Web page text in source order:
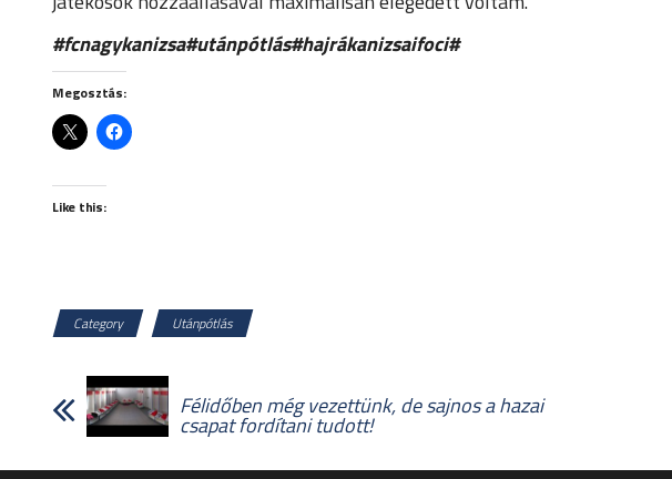
#fcnagykanizsa#utánpótlás#hajrákanizsaifoci#
Megosztás:
Like this:
Category Utánpótlás
Félidőben még vezettünk, de sajnos a hazai
csapat fordítani tudott!